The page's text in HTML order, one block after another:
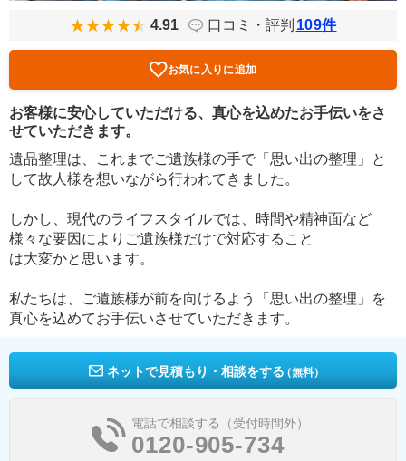
4.91 口コミ・評判 109件
お気に入りに追加
お客様に安心していただける、真心を込めたお手伝いをさ
せていただきます。
遺品整理は、これまでご遺族様の手で「思い出の整理」と
して故人様を想いながら行われてきました。
しかし、現代のライフスタイルでは、時間や精神面など
様々な要因によりご遺族様だけで対応すること
は大変かと思います。
私たちは、ご遺族様が前を向けるよう「思い出の整理」を
真心を込めてお手伝いさせていただきます。
ネットで見積もり・相談をする（無料）
電話で相談する（受付時間外）
0120-905-734